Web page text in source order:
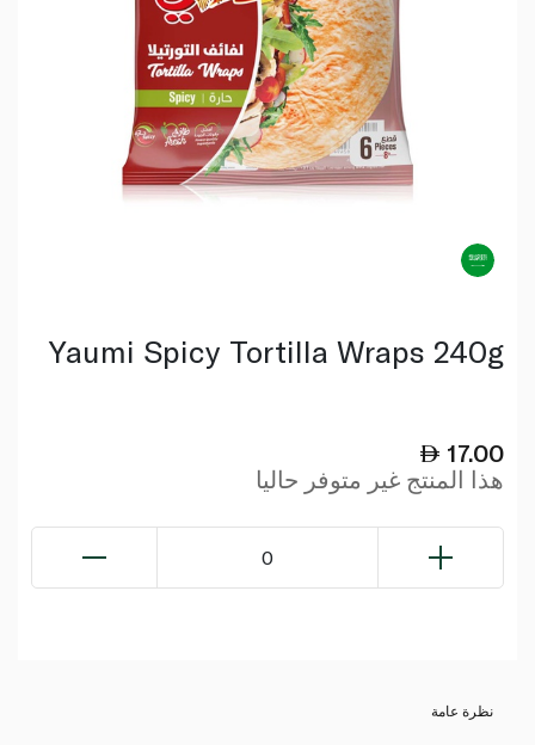
Yaumi Spicy Tortilla Wraps 240g
17.00
هذا المنتج غير متوفر حاليا
0
نظرة عامة